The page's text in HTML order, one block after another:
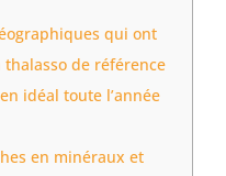
qui ont
de référence
idéal toute l’année
en minéraux et